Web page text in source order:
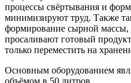
процессы свёртывания и
минимизируют труд. Также
формирование сырной массы,
просаливают готовый
только переместить на
Основным оборудованием